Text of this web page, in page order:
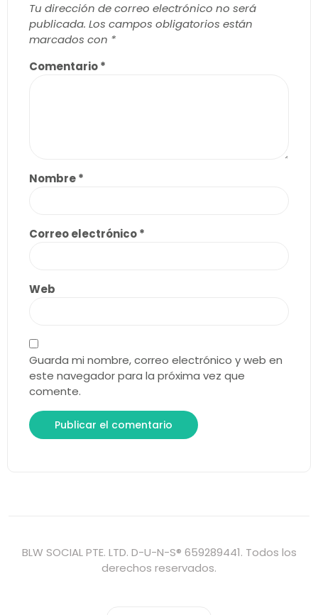
Tu dirección de correo electrónico no será
publicada. Los campos obligatorios están
marcados con *
Comentario*
Nombre*
Correo electrónico*
Web
Guarda mi nombre, correo electrónico y web en
este navegador para la próxima vez que
comente.
BLW SOCIAL PTE. LTD. D-U-N-S® 659289441. Todos los
derechos reservados.